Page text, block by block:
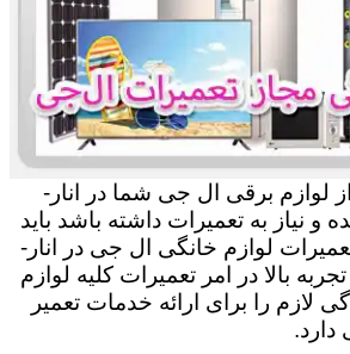
لوازم برقی ال جی شما در انار-
نیاز به تعمیرات داشته باشد باید
لوازم خانگی ال جی در انار-
بالا در امر تعمیرات کلیه لوازم
لازم را برای ارائه خدمات تعمیر